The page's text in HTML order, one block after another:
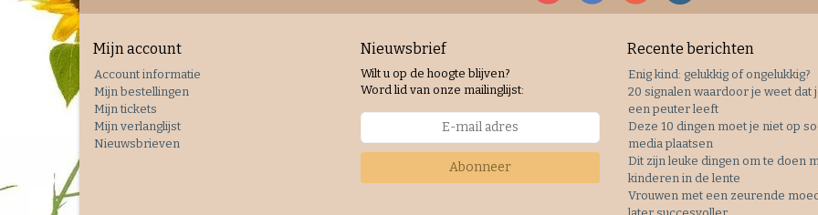
Mijn account
Account informatie
Mijn bestellingen
Mijn tickets
Mijn verlanglijst
Nieuwsbrieven
Nieuwsbrief
Wilt u op de hoogte blijven?
Word lid van onze mailinglijst:
Abonneer
Recente berichten
Enig kind: gelukkig of ongelukkig?
20 signalen waardoor je weet dat
een peuter leeft
Deze 10 dingen moet je niet op
media plaatsen
Dit zijn leuke dingen om te doen
kinderen in de lente
Vrouwen met een zeurende